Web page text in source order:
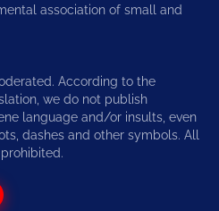
association of small and
According to the
we do not publish
language and/or insults, even
dashes and other symbols. All